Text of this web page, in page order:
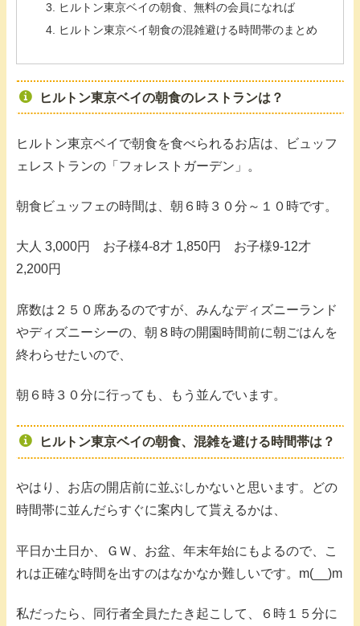
ヒルトン東京ベイの朝食、無料の会員になれば
ヒルトン東京ベイ朝食の混雑避ける時間帯のまとめ
ヒルトン東京ベイの朝食のレストランは？
ヒルトン東京ベイで朝食を食べられるお店は、ビュッフ
ェレストランの「フォレストガーデン」。
朝食ビュッフェの時間は、朝６時３０分～１０時です。
大人 3,000円 お子様4-8才 1,850円 お子様9-12才
2,200円
席数は２５０席あるのですが、みんなディズニーランド
やディズニーシーの、朝８時の開園時間前に朝ごはんを
終わらせたいので、
朝６時３０分に行っても、もう並んでいます。
ヒルトン東京ベイの朝食、混雑を避ける時間帯は？
やはり、お店の開店前に並ぶしかないと思います。どの
時間帯に並んだらすぐに案内して貰えるかは、
平日か土日か、ＧＷ、お盆、年末年始にもよるので、こ
れは正確な時間を出すのはなかなか難しいです。m(__)m
私だったら、同行者全員たたき起こして、６時１５分に